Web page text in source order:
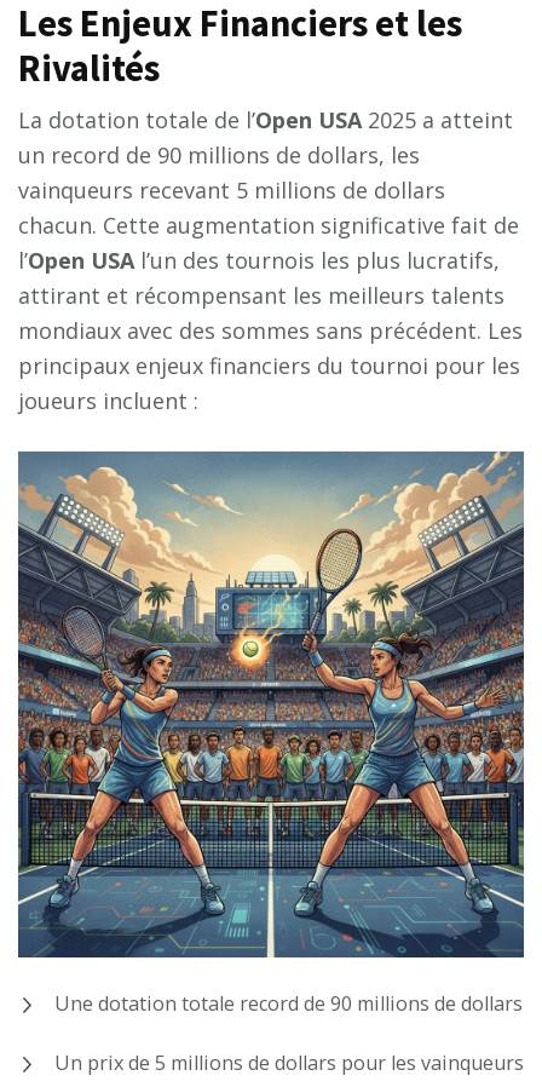
Les Enjeux Financiers et les
Rivalités
La dotation totale de l’Open USA2025 a atteint
un record de 90 millions de dollars, les
vainqueurs recevant 5 millions de dollars
chacun. Cette augmentation significative fait de
l’Open USAl’un des tournois les plus lucratifs,
attirant et récompensant les meilleurs talents
mondiaux avec des sommes sans précédent. Les
principaux enjeux financiers du tournoi pour les
joueurs incluent :
Une dotation totale record de 90 millions de dollars
Un prix de 5 millions de dollars pour les vainqueurs